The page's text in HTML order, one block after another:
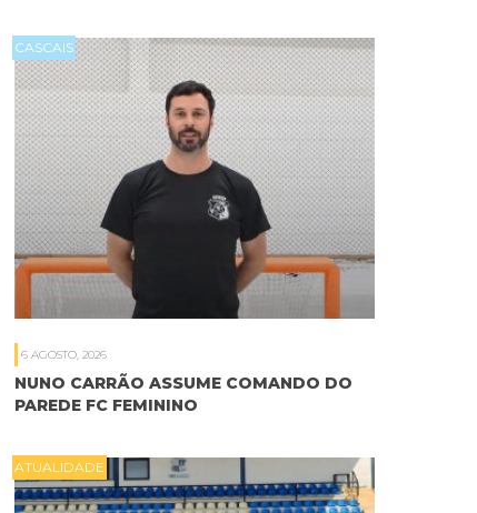
CASCAIS
6 AGOSTO, 2026
NUNO CARRÃO ASSUME COMANDO DO
PAREDE FC FEMININO
ATUALIDADE